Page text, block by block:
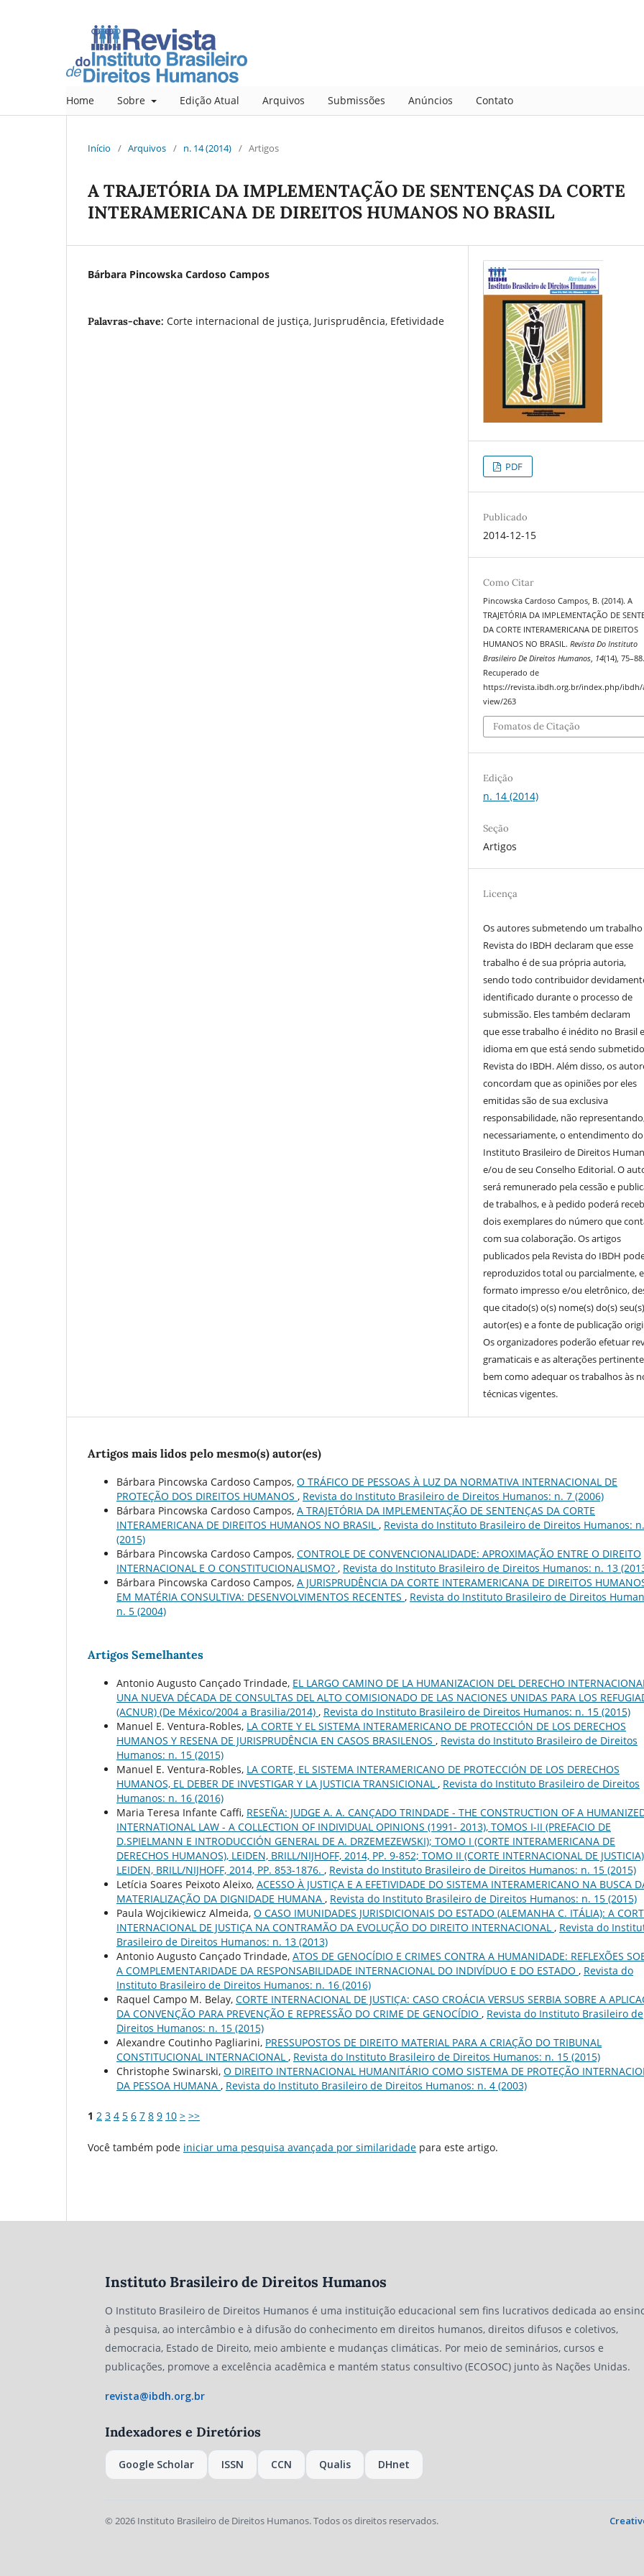
Home Sobre Edição Atual Arquivos Submissões Anúncios Contato
Início / Arquivos / n. 14 (2014) / Artigos
A TRAJETÓRIA DA IMPLEMENTAÇÃO DE SENTENÇAS DA CORTE
INTERAMERICANA DE DIREITOS HUMANOS NO BRASIL
Bárbara Pincowska Cardoso Campos
Palavras-chave: Corte internacional de justiça, Jurisprudência, Efetividade
PDF
Publicado
2014-12-15
Como Citar
Pincowska Cardoso Campos, B. (2014). A
TRAJETÓRIA DA IMPLEMENTAÇÃO DE
DA CORTE INTERAMERICANA DE DIREITOS
HUMANOS NO BRASIL.Revista Do Instituto
Brasileiro De Direitos Humanos, 14(14), 75–88.
Recuperado de
https://revista.ibdh.org.br/index.php/ibdh/
view/263
Fomatos de Citação
Edição
n. 14 (2014)
Seção
Artigos
Licença
Os autores submetendo um trabalho
Revista do IBDH declaram que esse
trabalho é de sua própria autoria,
sendo todo contribuidor
identificado durante o processo de
submissão. Eles também declaram
que esse trabalho é inédito no Brasil
idioma em que está sendo
Revista do IBDH. Além disso, os
concordam que as opiniões por eles
emitidas são de sua exclusiva
responsabilidade, não
necessariamente, o entendimento do
Instituto Brasileiro de Direitos
e/ou de seu Conselho Editorial. O
será remunerado pela cessão e
de trabalhos, e à pedido poderá
dois exemplares do número que
com sua colaboração. Os artigos
publicados pela Revista do IBDH
reproduzidos total ou parcialmente,
formato impresso e/ou eletrônico,
que citado(s) o(s) nome(s) do(s) seu(s)
autor(es) e a fonte de publicação
Os organizadores poderão efetuar
gramaticais e as alterações
bem como adequar os trabalhos às
técnicas vigentes.
Artigos mais lidos pelo mesmo(s) autor(es)
Bárbara Pincowska Cardoso Campos, O TRÁFICO DE PESSOAS À LUZ DA NORMATIVA INTERNACIONAL DE
PROTEÇÃO DOS DIREITOS HUMANOS , Revista do Instituto Brasileiro de Direitos Humanos: n. 7 (2006)
Bárbara Pincowska Cardoso Campos, A TRAJETÓRIA DA IMPLEMENTAÇÃO DE SENTENÇAS DA CORTE
INTERAMERICANA DE DIREITOS HUMANOS NO BRASIL , Revista do Instituto Brasileiro de Direitos Humanos:
(2015)
Bárbara Pincowska Cardoso Campos, CONTROLE DE CONVENCIONALIDADE: APROXIMAÇÃO ENTRE O DIREITO
INTERNACIONAL E O CONSTITUCIONALISMO? , Revista do Instituto Brasileiro de Direitos Humanos: n. 13
Bárbara Pincowska Cardoso Campos, A JURISPRUDÊNCIA DA CORTE INTERAMERICANA DE DIREITOS
EM MATÉRIA CONSULTIVA: DESENVOLVIMENTOS RECENTES , Revista do Instituto Brasileiro de Direitos
n. 5 (2004)
Artigos Semelhantes
Antonio Augusto Cançado Trindade, EL LARGO CAMINO DE LA HUMANIZACION DEL DERECHO
UNA NUEVA DÉCADA DE CONSULTAS DEL ALTO COMISIONADO DE LAS NACIONES UNIDAS PARA LOS
(ACNUR) (De México/2004 a Brasilia/2014) , Revista do Instituto Brasileiro de Direitos Humanos: n. 15 (2015)
Manuel E. Ventura-Robles, LA CORTE Y EL SISTEMA INTERAMERICANO DE PROTECCIÓN DE LOS DERECHOS
HUMANOS Y RESENA DE JURISPRUDÊNCIA EN CASOS BRASILENOS , Revista do Instituto Brasileiro de Direitos
Humanos: n. 15 (2015)
Manuel E. Ventura-Robles, LA CORTE, EL SISTEMA INTERAMERICANO DE PROTECCIÓN DE LOS DERECHOS
HUMANOS, EL DEBER DE INVESTIGAR Y LA JUSTICIA TRANSICIONAL , Revista do Instituto Brasileiro de Direitos
Humanos: n. 16 (2016)
Maria Teresa Infante Caffi, RESEÑA: JUDGE A. A. CANÇADO TRINDADE - THE CONSTRUCTION OF A
INTERNATIONAL LAW - A COLLECTION OF INDIVIDUAL OPINIONS (1991- 2013), TOMOS I-II (PREFACIO DE
D.SPIELMANN E INTRODUCCIÓN GENERAL DE A. DRZEMEZEWSKI); TOMO I (CORTE INTERAMERICANA DE
DERECHOS HUMANOS), LEIDEN, BRILL/NIJHOFF, 2014, PP. 9-852; TOMO II (CORTE INTERNACIONAL DE
LEIDEN, BRILL/NIJHOFF, 2014, PP. 853-1876. , Revista do Instituto Brasileiro de Direitos Humanos: n. 15 (2015)
Letícia Soares Peixoto Aleixo, ACESSO À JUSTIÇA E A EFETIVIDADE DO SISTEMA INTERAMERICANO NA BUSCA
MATERIALIZAÇÃO DA DIGNIDADE HUMANA , Revista do Instituto Brasileiro de Direitos Humanos: n. 15 (2015)
Paula Wojcikiewicz Almeida, O CASO IMUNIDADES JURISDICIONAIS DO ESTADO (ALEMANHA C. ITÁLIA): A
INTERNACIONAL DE JUSTIÇA NA CONTRAMÃO DA EVOLUÇÃO DO DIREITO INTERNACIONAL , Revista do
Brasileiro de Direitos Humanos: n. 13 (2013)
Antonio Augusto Cançado Trindade, ATOS DE GENOCÍDIO E CRIMES CONTRA A HUMANIDADE: REFLEXÕES
A COMPLEMENTARIDADE DA RESPONSABILIDADE INTERNACIONAL DO INDIVÍDUO E DO ESTADO , Revista do
Instituto Brasileiro de Direitos Humanos: n. 16 (2016)
Raquel Campo M. Belay, CORTE INTERNACIONAL DE JUSTIÇA: CASO CROÁCIA VERSUS SERBIA SOBRE A
DA CONVENÇÃO PARA PREVENÇÃO E REPRESSÃO DO CRIME DE GENOCÍDIO , Revista do Instituto Brasileiro de
Direitos Humanos: n. 15 (2015)
Alexandre Coutinho Pagliarini, PRESSUPOSTOS DE DIREITO MATERIAL PARA A CRIAÇÃO DO TRIBUNAL
CONSTITUCIONAL INTERNACIONAL , Revista do Instituto Brasileiro de Direitos Humanos: n. 15 (2015)
Christophe Swinarski, O DIREITO INTERNACIONAL HUMANITÁRIO COMO SISTEMA DE PROTEÇÃO
DA PESSOA HUMANA , Revista do Instituto Brasileiro de Direitos Humanos: n. 4 (2003)
1 2 3 4 5 6 7 8 9 10 > >>
Você também pode iniciar uma pesquisa avançada por similaridade para este artigo.
Instituto Brasileiro de Direitos Humanos
O Instituto Brasileiro de Direitos Humanos é uma instituição educacional sem fins lucrativos dedicada ao
à pesquisa, ao intercâmbio e à difusão do conhecimento em direitos humanos, direitos difusos e coletivos,
democracia, Estado de Direito, meio ambiente e mudanças climáticas. Por meio de seminários, cursos e
publicações, promove a excelência acadêmica e mantém status consultivo (ECOSOC) junto às Nações Unidas.
revista@ibdh.org.br
Indexadores e Diretórios
Google Scholar ISSN CCN Qualis DHnet
© 2026 Instituto Brasileiro de Direitos Humanos. Todos os direitos reservados.